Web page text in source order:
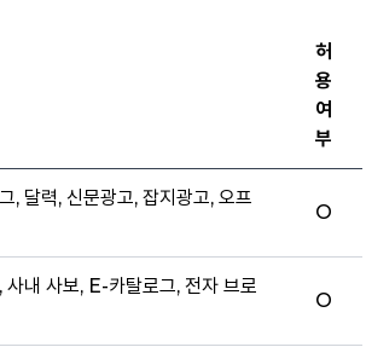
허
용
여
부
, 달력, 신문광고, 잡지광고, 오프
O
내 사보, E-카탈로그, 전자 브로
O